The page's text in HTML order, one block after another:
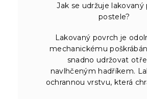
Jak se udržuje lakovaný
postele?
Lakovaný povrch je
mechanickému
snadno udržovat
navlhčeným hadříkem.
ochrannou vrstvu, která